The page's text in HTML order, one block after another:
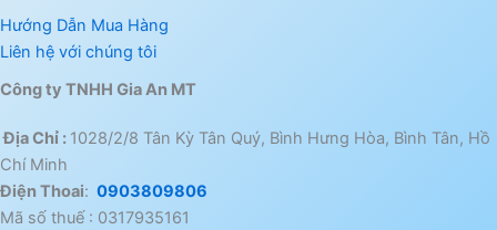
Hướng Dẫn Mua Hàng
Liên hệ với chúng tôi
Công ty TNHH Gia An MT
Địa Chỉ : 1028/2/8 Tân Kỳ Tân Quý, Bình Hưng Hòa, Bình Tân, Hồ
Chí Minh
Điện Thoai: 0903809806
Mã số thuế : 0317935161